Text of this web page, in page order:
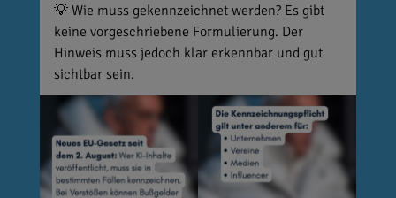
💡 Wie muss gekennzeichnet werden? Es gibt
keine vorgeschriebene Formulierung. Der
Hinweis muss jedoch klar erkennbar und gut
sichtbar sein.